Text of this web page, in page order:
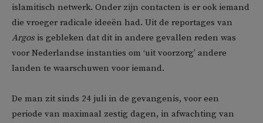
islamitisch netwerk. Onder zijn contacten is er ook iemand
die vroeger radicale ideeën had. Uit de reportages van
Argos is gebleken dat dit in andere gevallen reden was
voor Nederlandse instanties om ‘uit voorzorg’ andere
landen te waarschuwen voor iemand.
De man zit sinds 24 juli in de gevangenis, voor een
periode van maximaal zestig dagen, in afwachting van